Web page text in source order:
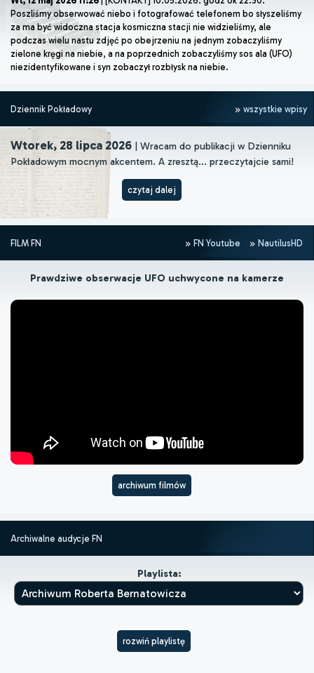
Poszliśmy obserwować niebo i fotografować telefonem bo słyszeliśmy
za ma być widoczna stacja kosmiczna stacji nie widzieliśmy, ale
podczas wielu nastu zdjęć po obejrzeniu na jednym zobaczyliśmy
zielone kręgi na niebie, a na poprzednich zobaczyliśmy sos ala (UFO)
niezidentyfikowane i syn zobaczył rozbłysk na niebie.
Dziennik Pokładowy wszystkie wpisy
Wtorek, 28 lipca 2026 | Wracam do publikacji w Dzienniku
Pokładowym mocnym akcentem. A zresztą... przeczytajcie sami!
czytaj dalej
FILM FN FN Youtube NautilusHD
Prawdziwe obserwacje UFO uchwycone na kamerze
archiwum filmów
Archiwalne audycje FN
Playlista:
rozwiń playlistę